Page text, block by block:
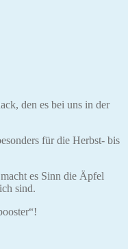
den es bei uns in der
für die Herbst- bis
es Sinn die Äpfel
sind.